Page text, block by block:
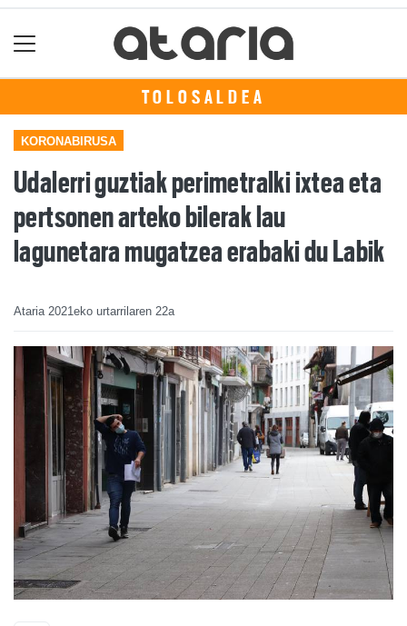
TOLOSALDEA
KORONABIRUSA
Udalerri guztiak perimetralki ixtea eta
pertsonen arteko bilerak lau
lagunetara mugatzea erabaki du Labik
Ataria 2021eko urtarrilaren 22a